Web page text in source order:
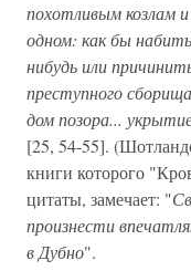
похотливым козлам
одном: как бы
нибудь или
преступного
дом позора...
[25, 54-55].
книги которого
цитаты, замечает: "
произнести
в Дубно".